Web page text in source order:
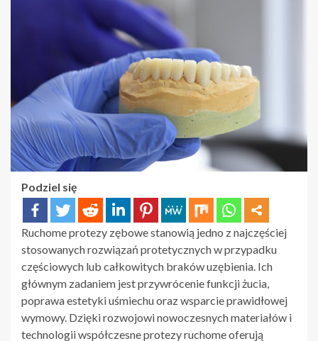
Podziel się
Ruchome protezy zębowe stanowią jedno z najczęściej
stosowanych rozwiązań protetycznych w przypadku
częściowych lub całkowitych braków uzębienia. Ich
głównym zadaniem jest przywrócenie funkcji żucia,
poprawa estetyki uśmiechu oraz wsparcie prawidłowej
wymowy. Dzięki rozwojowi nowoczesnych materiałów i
technologii współczesne protezy ruchome oferują